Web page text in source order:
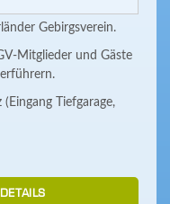
Gebirgsverein.
Mitglieder und Gäste
Tiefgarage,